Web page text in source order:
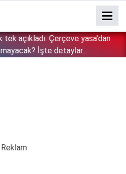
tek açıkladı: Çerçeve yasa'dan
İşte detaylar...